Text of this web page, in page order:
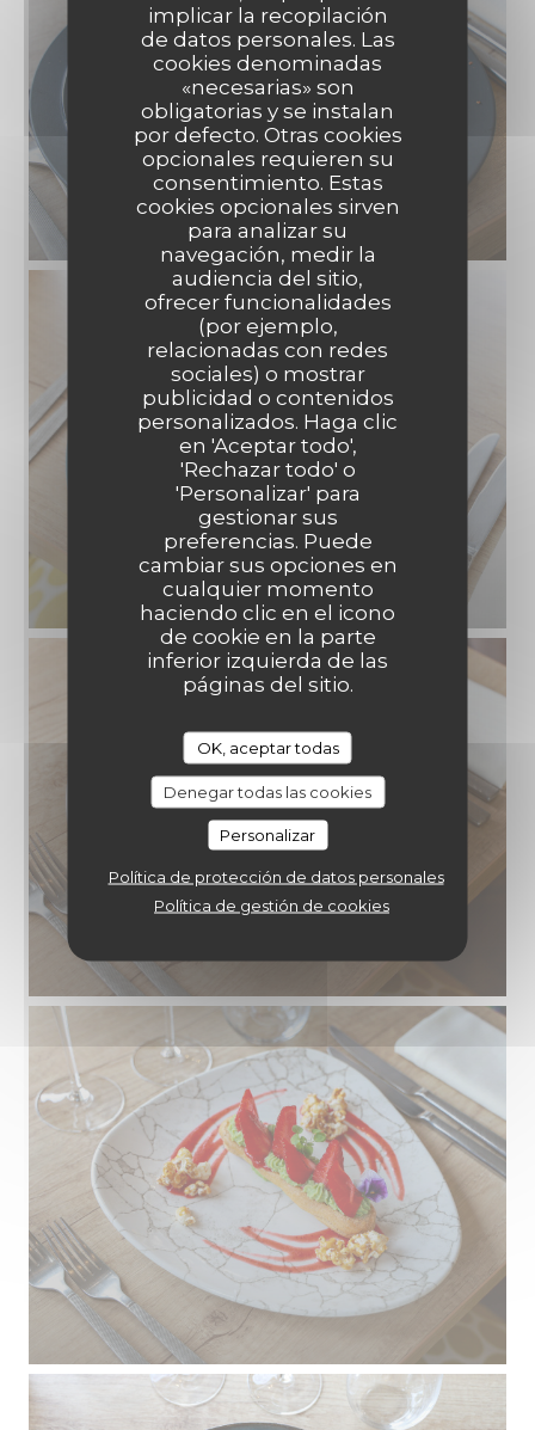
implicar la recopilación
de datos personales. Las
cookies denominadas
«necesarias» son
obligatorias y se instalan
por defecto. Otras cookies
opcionales requieren su
consentimiento. Estas
cookies opcionales sirven
para analizar su
navegación, medir la
audiencia del sitio,
ofrecer funcionalidades
(por ejemplo,
relacionadas con redes
sociales) o mostrar
publicidad o contenidos
personalizados. Haga clic
en 'Aceptar todo',
'Rechazar todo' o
'Personalizar' para
gestionar sus
preferencias. Puede
cambiar sus opciones en
cualquier momento
haciendo clic en el icono
de cookie en la parte
inferior izquierda de las
páginas del sitio.
OK, aceptar todas
Denegar todas las cookies
Personalizar
Política de protección de datos personales
Política de gestión de cookies
MADEMOISELLE 10